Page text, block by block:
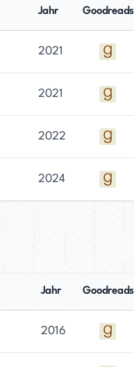
Jahr Goodreads
2021
2021
2022
2024
Jahr Goodreads
2016